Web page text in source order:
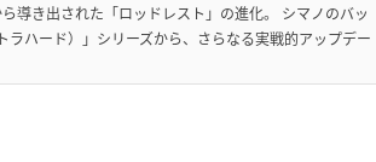
導き出された「ロッドレスト」の進化。 シマノのバッ
ハード）」シリーズから、さらなる実戦的アップデー